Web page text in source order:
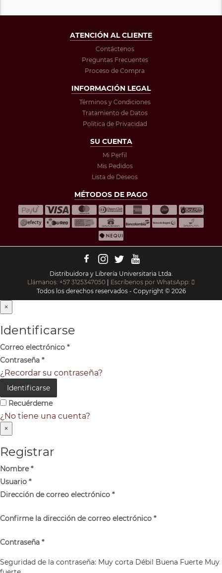
ATENCIÓN AL CLIENTE
Contáctenos
Preguntas Frecuentes
Proceso de Compra
INFORMACIÓN LEGAL
Términos y Condiciones
Tratamiento de Datos
Política de Privacidad
SU CUENTA
Mi Perfil
Mis Pedidos
Lista de Deseos
MÉTODOS DE PAGO
Distribuidora y Librería Universitaria Ltda.
Llámanos: +57 3125347050
Escríbenos por WhatsApp:
Todos los derechos reservados - Copyright © 2026
×
Identificarse
Correo electrónico *
Contraseña *
¿Recordar su contraseña?
Identificarse
Recuérdeme
¿No tiene una cuenta?
×
Registrar
Nombre*
Usuario *
Dirección de correo electrónico *
Confirme la dirección de correo electrónico *
Contraseña *
Seguridad de la contraseña: Muy corta Débil Buena Fuerte Muy